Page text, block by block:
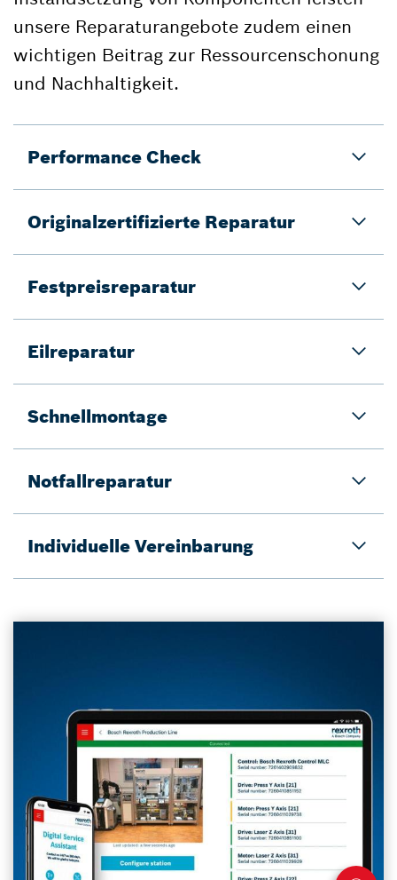
unsere Reparaturangebote zudem einen
wichtigen Beitrag zur Ressourcenschonung
und Nachhaltigkeit.
Performance Check
Originalzertifizierte Reparatur
Festpreisreparatur
Eilreparatur
Schnellmontage
Notfallreparatur
Individuelle Vereinbarung